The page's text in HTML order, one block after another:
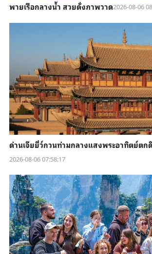
พายเรือกลางน้ำ สวยดั่งภาพวาด2026-08-06
ด่านเจียยี่ว์กวนท่ามกลางแสงพระอาทิตย์ตก
2026-08-06 07:58:17